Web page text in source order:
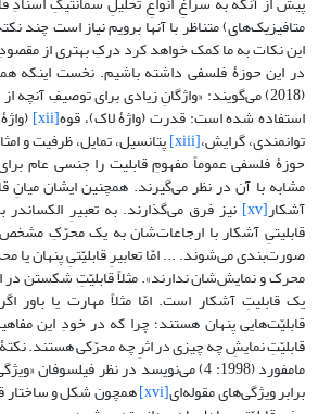
متافیزیک‌های) متناظر با آنها برویم نیاز است چند
این نکات به ما کمک خواهد کرد درکِ بهتری از مقصودِ
در این حوزۀ فلسفی داشته باشیم. نخست اینکه
(2018) می‌گویند: «واژگانِ زیادی برای توصیفِ
استفاده شده است: قدرت (واژۀ لاک)، قوه[xii]
توانمندی، گرایش،[xiii] پتانسیل، تمایل، ظرفیت و
حوزۀ فلسفی عموماً مفهومِ قابلیت را جنسی عام
مشابه با آن در نظر می‌گیرند. همچنین ایشان میانِ
آشکار[xv]
قابلیتیِ آشکار با ارجاعات‌شان به یک محرّکِ
صورت‌بندی می‌شوند. ... امّا تعابیرِ قابلیّتیِ پنهان یا
محرک و نمایش‌شان ندارند». مثلاً قابلیّتِ شکستن
یک قابلیتِ آشکار است. امّا مثلاً مهارت یا باور
قابلیّت‌هایی پنهان هستند؛ چرا که در خودِ این
قابلیّتِ نمایشِ چه چیزی در اثرِ چه محرّکی هستند.
مامفورد (1998: 4) می‌نویسد در نظر
برابر ویژگی‌های مقوله‌ای[xvi] همچون شکل و ساختار